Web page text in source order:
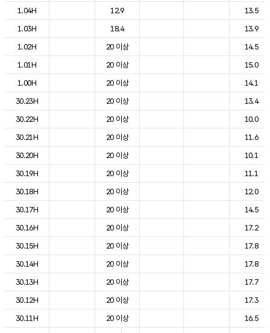
1.04H
12.9
13.5
1.03H
18.4
13.9
1.02H
20 이상
14.5
1.01H
20 이상
15.0
1.00H
20 이상
14.1
30.23H
20 이상
13.4
30.22H
20 이상
10.0
30.21H
20 이상
11.6
30.20H
20 이상
10.1
30.19H
20 이상
11.1
30.18H
20 이상
12.0
30.17H
20 이상
14.5
30.16H
20 이상
17.2
30.15H
20 이상
17.8
30.14H
20 이상
17.8
30.13H
20 이상
17.7
30.12H
20 이상
17.3
30.11H
20 이상
16.5